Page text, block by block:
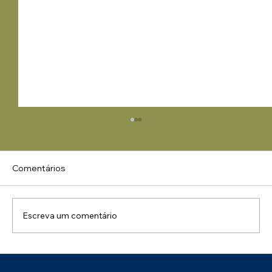
Comentários
Escreva um comentário